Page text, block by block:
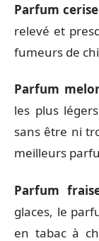
Parfum
relevé et
fumeurs de
Parfum
les plus
sans être ni
meilleurs
Parfum
glaces, le
en tabac à